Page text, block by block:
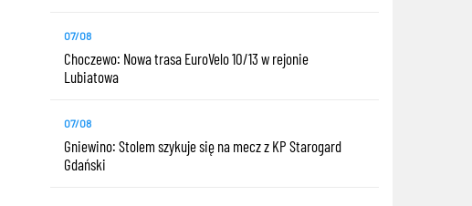
07/08
Choczewo: Nowa trasa EuroVelo 10/13 w rejonie
Lubiatowa
07/08
Gniewino: Stolem szykuje się na mecz z KP Starogard
Gdański